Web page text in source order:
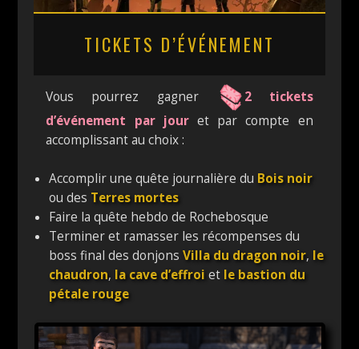
TICKETS D’ÉVÉNEMENT
Vous pourrez gagner
2 tickets
d’événement par jouret par compte en
accomplissant au choix :
Accomplir une quête journalière du Bois noir
ou des Terres mortes
Faire la quête hebdo de Rochebosque
Terminer et ramasser les récompenses du
boss final des donjonsVilla du dragon noir, le
chaudron, la cave d’effroi et le bastion du
pétale rouge